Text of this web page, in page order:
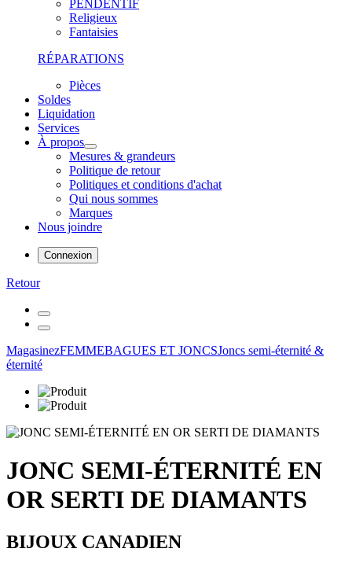
PENDENTIF
Religieux
Fantaisies
RÉPARATIONS
Pièces
Soldes
Liquidation
Services
À propos
Mesures & grandeurs
Politique de retour
Politiques et conditions d'achat
Qui nous sommes
Marques
Nous joindre
Connexion
Retour
MagasinezFEMMEBAGUES ET JONCSJoncs semi-éternité &
éternité
JONC SEMI-ÉTERNITÉ EN
OR SERTI DE DIAMANTS
BIJOUX CANADIEN